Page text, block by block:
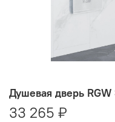
Душевая дверь
33 265 ₽